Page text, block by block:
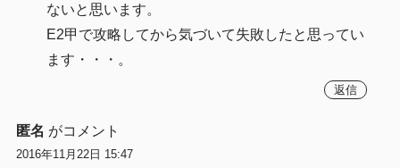
ないと思います。
E2甲で攻略してから気づいて失敗したと思ってい
ます・・・。
返信
匿名 がコメント
2016年11月22日 15:47